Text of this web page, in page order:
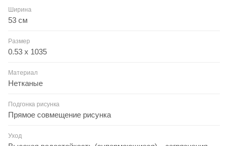
Ширина
53 см
Размер
0.53 х 1035
Материал
Нетканые
Подгонка рисунка
Прямое совмещение рисунка
Уход